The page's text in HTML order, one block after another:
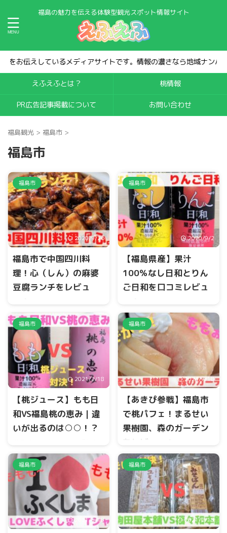
福島の魅力を伝える体験型観光スポット情報サイト
イトです。情報の濃さなら地域ナンバー1。集客効果は抜群です！
えふえふとは？ 桃情報
PR広告記事掲載について お問い合わせ
福島観光 > 福島市 >
福島市
福島市
2020/9/26
福島市で中国四川料
理！心（しん）の麻婆
豆腐ランチをレビュ
福島市の西中央に中国四川料
理が楽しめる『心』がありま
す。 心とかいて、『しん』と
読みます。 今回は、ランチタ
イムで3つあるメニューの内の
A、麻婆ランチセットに迫って
行きます。
福島市
2020/9/2
【福島県産】果汁
100％なし日和とりん
ご日和を口コミレビュ
JAふくしま未来では、日和シ
リーズで、なし、りんご、も
も味があります。 果実丸ごと
搾り、濃縮還元、果汁100％で
す。 今回は、『なし日和』、
『りんご日和』に迫って行き
ます。
福島市
2021/2/18
【桃ジュース】もも日
和VS福島桃の恵み｜違
いが出るのは○○！？
日和』と『福島桃の恵み』の2
つの桃ジュースを販売してい
ます。 もも日和は、濃縮還元
果汁100％、一方で、福島桃の
恵みはストレートの果汁100％
です。 せっかくなので、今回
は2つの飲み比べをしてみまし
た。
福島市
2024/7/18
【あきぴ参戦】福島市
で桃パフェ！まるせい
果樹園、森のガーデン
をレビュー！
福島市で桃パフェを食べた
い。 まるせい果樹園『森のガ
ーデン』では、季節の時期に
旬の美味しい『桃パフェ』を
食べることができます。 今回
は、川中島白桃を使った桃パ
フェに迫って行きます。
福島市
2021/5/18
福島市
2021/2/18